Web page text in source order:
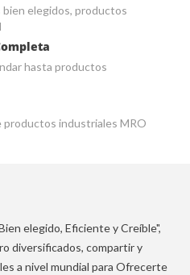
elegidos, productos
hasta productos
industriales MRO
elegido, Eficiente y Creíble",
diversificados, compartir y
a nivel mundial para Ofrecerte